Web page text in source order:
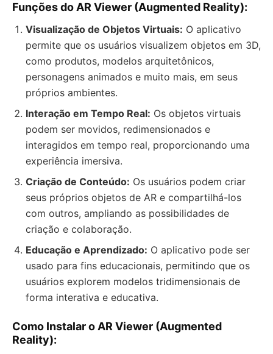
Funções do AR Viewer (Augmented Reality):
Visualização de Objetos Virtuais: O aplicativo
permite que os usuários visualizem objetos em 3D,
como produtos, modelos arquitetônicos,
personagens animados e muito mais, em seus
próprios ambientes.
Interação em Tempo Real: Os objetos virtuais
podem ser movidos, redimensionados e
interagidos em tempo real, proporcionando uma
experiência imersiva.
Criação de Conteúdo: Os usuários podem criar
seus próprios objetos de AR e compartilhá-los
com outros, ampliando as possibilidades de
criação e colaboração.
Educação e Aprendizado: O aplicativo pode ser
usado para fins educacionais, permitindo que os
usuários explorem modelos tridimensionais de
forma interativa e educativa.
Como Instalar o AR Viewer (Augmented
Reality):